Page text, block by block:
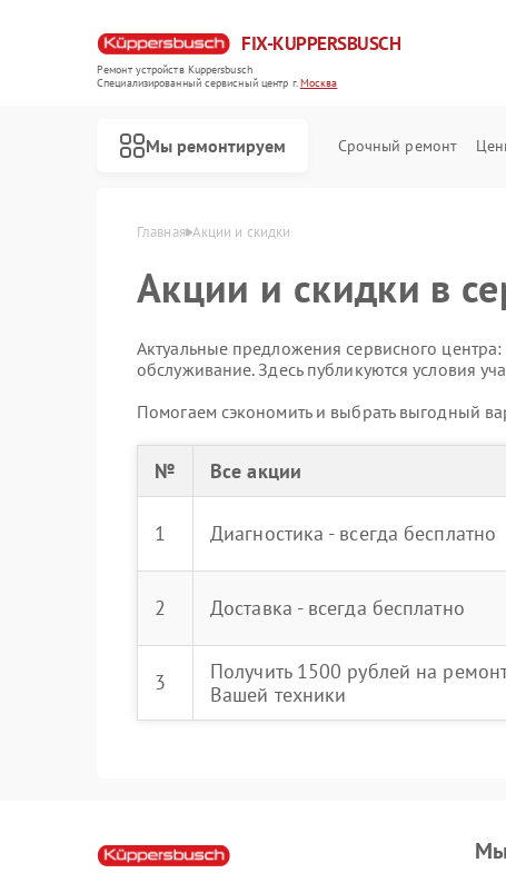
FIX-KUPPERSBUSCH
Ремонт устройств Kuppersbusch
Специализированный cервисный центр г.Москва
Мы ремонтируем Срочный ремонт
Главная Акции и скидки
Акции и скидки в
Актуальные предложения сервисного
обслуживание. Здесь публикуются условия
Помогаем сэкономить и выбрать выгодный
№ Все акции
1 Диагностика - всегда бесплатно
2 Доставка - всегда бесплатно
3
Получить 1500 рублей на
Вашей техники